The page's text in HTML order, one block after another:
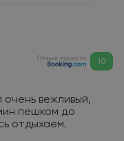
Отзыв туриста 10
вежливый,
пешком до
отдыхаем.